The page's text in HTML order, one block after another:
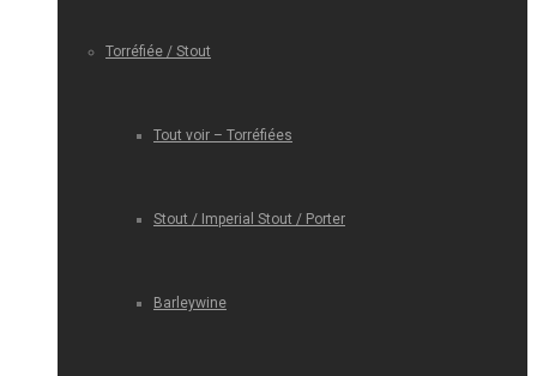
Torréfiée / Stout
Tout voir – Torréfiées
Stout / Imperial Stout / Porter
Barleywine